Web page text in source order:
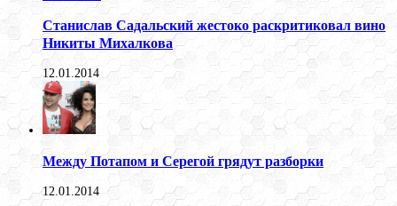
Станислав Садальский жестоко раскритиковал вино
Никиты Михалкова
12.01.2014
Между Потапом и Серегой грядут разборки
12.01.2014